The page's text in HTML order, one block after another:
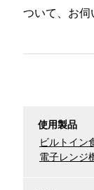
ついて、お伺
使用製品
ビルトイン
電子レンジ